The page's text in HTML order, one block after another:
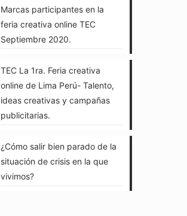
Marcas participantes en la
feria creativa online TEC
Septiembre 2020.
TEC La 1ra. Feria creativa
online de Lima Perú- Talento,
ideas creativas y campañas
publicitarias.
¿Cómo salir bien parado de la
situación de crisis en la que
vivimos?